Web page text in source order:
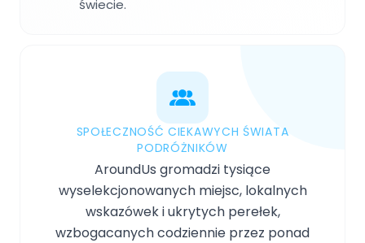
świecie.
SPOŁECZNOŚĆ CIEKAWYCH ŚWIATA
PODRÓŻNIKÓW
AroundUs gromadzi tysiące
wyselekcjonowanych miejsc, lokalnych
wskazówek i ukrytych perełek,
wzbogacanych codziennie przez ponad